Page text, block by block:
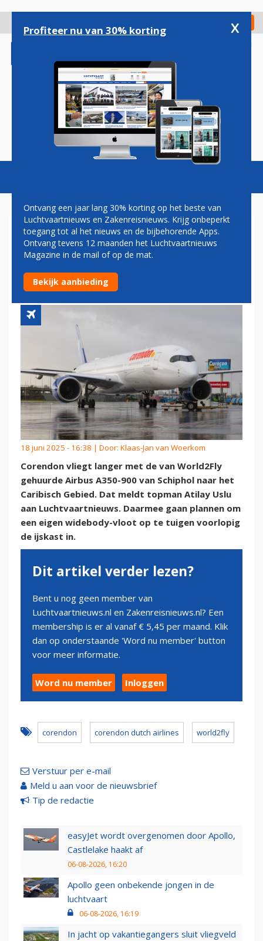
gaan
Check in
Magazine Podcasts Vacatures
CORENDON LANGER MET
GEHUURDE AIRBUS A350
NAAR DE ANTILLEN
18 juni 2025 - 16:38 | Door: Klaas-Jan van Woerkom
Corendon vliegt langer met de van World2Fly
gehuurde Airbus A350-900 van Schiphol naar het
Caribisch Gebied. Dat meldt topman Atilay Uslu
aan Luchtvaartnieuws. Daarmee gaan plannen om
een eigen widebody-vloot op te tuigen voorlopig
de ijskast in.
Dit artikel verder lezen?
Bent u nog geen member van
Luchtvaartnieuws.nl en Zakenreisnieuws.nl? Een
membership is er al vanaf € 5,45 per maand. Klik
dan op onderstaande 'Word nu member' button
voor meer informatie.
Word nu member Inloggen
corendon corendon dutch airlines world2fly
Verstuur per e-mail
Meld u aan voor de nieuwsbrief
Tip de redactie
easyJet wordt overgenomen door Apollo,
Castlelake haakt af
06-08-2026, 16:20
Apollo geen onbekende jongen in de
luchtvaart
06-08-2026, 16:19
In jacht op vakantiegangers sluit vliegveld
Profiteer nu van 30% korting x
Ontvang een jaar lang 30% korting op het beste van
Luchtvaartnieuws en Zakenreisnieuws. Krijg onbeperkt
toegang tot al het nieuws en de bijbehorende Apps.
Ontvang tevens 12 maanden het Luchtvaartnieuws
Magazine in de mail of op de mat.
Bekijk aanbieding